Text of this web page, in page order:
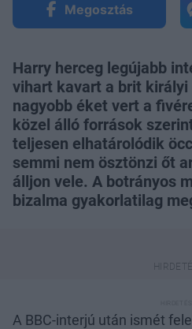
Megosztás
Harry herceg legújabb
vihart kavart a brit királyi
nagyobb éket vert a
közel álló források
teljesen elhatárolódik
semmi nem ösztönzi őt
álljon vele. A botrányos
bizalma gyakorlatilag
A BBC-interjú után ismét